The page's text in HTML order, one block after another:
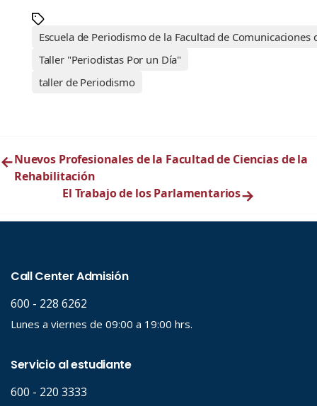
Escuela de Periodismo de la Facultad de
Taller "Periodistas Por un Día"
taller de Periodismo
←Nuevos Profesionales de la Facultad de Ciencias de la
Rehabilitación
El Trabajo de los Parlamentarios→